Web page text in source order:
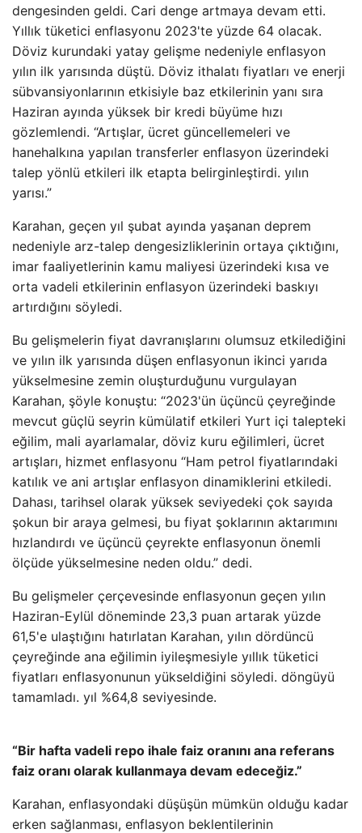
dengesinden geldi. Cari denge artmaya devam etti.
Yıllık tüketici enflasyonu 2023'te yüzde 64 olacak.
Döviz kurundaki yatay gelişme nedeniyle enflasyon
yılın ilk yarısında düştü. Döviz ithalatı fiyatları ve enerji
sübvansiyonlarının etkisiyle baz etkilerinin yanı sıra
Haziran ayında yüksek bir kredi büyüme hızı
gözlemlendi. “Artışlar, ücret güncellemeleri ve
hanehalkına yapılan transferler enflasyon üzerindeki
talep yönlü etkileri ilk etapta belirginleştirdi. yılın
yarısı.”
Karahan, geçen yıl şubat ayında yaşanan deprem
nedeniyle arz-talep dengesizliklerinin ortaya çıktığını,
imar faaliyetlerinin kamu maliyesi üzerindeki kısa ve
orta vadeli etkilerinin enflasyon üzerindeki baskıyı
artırdığını söyledi.
Bu gelişmelerin fiyat davranışlarını olumsuz etkilediğini
ve yılın ilk yarısında düşen enflasyonun ikinci yarıda
yükselmesine zemin oluşturduğunu vurgulayan
Karahan, şöyle konuştu: “2023'ün üçüncü çeyreğinde
mevcut güçlü seyrin kümülatif etkileri Yurt içi talepteki
eğilim, mali ayarlamalar, döviz kuru eğilimleri, ücret
artışları, hizmet enflasyonu “Ham petrol fiyatlarındaki
katılık ve ani artışlar enflasyon dinamiklerini etkiledi.
Dahası, tarihsel olarak yüksek seviyedeki çok sayıda
şokun bir araya gelmesi, bu fiyat şoklarının aktarımını
hızlandırdı ve üçüncü çeyrekte enflasyonun önemli
ölçüde yükselmesine neden oldu.” dedi.
Bu gelişmeler çerçevesinde enflasyonun geçen yılın
Haziran-Eylül döneminde 23,3 puan artarak yüzde
61,5'e ulaştığını hatırlatan Karahan, yılın dördüncü
çeyreğinde ana eğilimin iyileşmesiyle yıllık tüketici
fiyatları enflasyonunun yükseldiğini söyledi. döngüyü
tamamladı. yıl %64,8 seviyesinde.
“Bir hafta vadeli repo ihale faiz oranını ana referans
faiz oranı olarak kullanmaya devam edeceğiz.”
Karahan, enflasyondaki düşüşün mümkün olduğu kadar
erken sağlanması, enflasyon beklentilerinin